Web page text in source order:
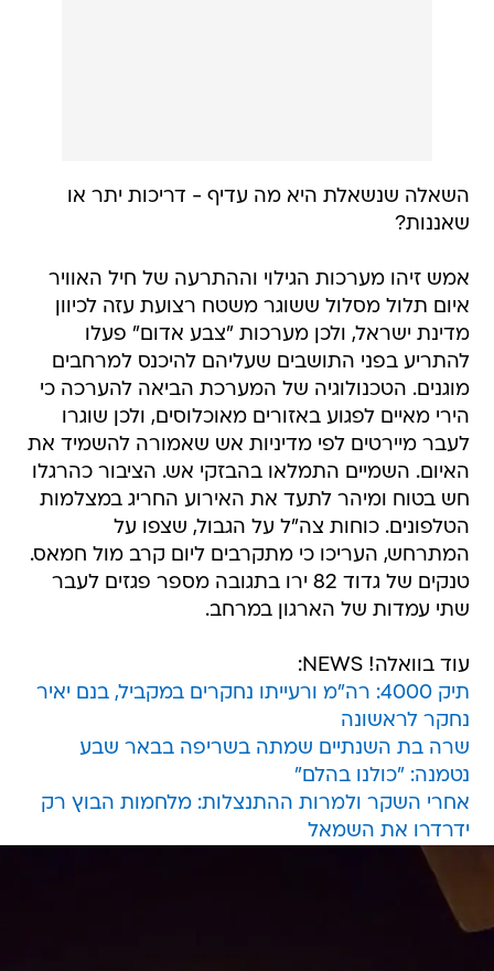
השאלה שנשאלת היא מה עדיף - דריכות יתר או
שאננות?
אמש זיהו מערכות הגילוי וההתרעה של חיל האוויר
איום תלול מסלול ששוגר משטח רצועת עזה לכיוון
מדינת ישראל, ולכן מערכות "צבע אדום" פעלו
להתריע בפני התושבים שעליהם להיכנס למרחבים
מוגנים. הטכנולוגיה של המערכת הביאה להערכה כי
הירי מאיים לפגוע באזורים מאוכלוסים, ולכן שוגרו
לעבר מיירטים לפי מדיניות אש שאמורה להשמיד את
האיום. השמיים התמלאו בהבזקי אש. הציבור כהרגלו
חש בטוח ומיהר לתעד את האירוע החריג במצלמות
הטלפונים. כוחות צה"ל על הגבול, שצפו על
המתרחש, העריכו כי מתקרבים ליום קרב מול חמאס.
טנקים של גדוד 82 ירו בתגובה מספר פגזים לעבר
שתי עמדות של הארגון במרחב.
עוד בוואלה! NEWS:
תיק 4000: רה"מ ורעייתו נחקרים במקביל, בנם יאיר
נחקר לראשונה
שרה בת השנתיים שמתה בשריפה בבאר שבע
נטמנה: "כולנו בהלם"
אחרי השקר ולמרות ההתנצלות: מלחמות הבוץ רק
ידרדרו את השמאל